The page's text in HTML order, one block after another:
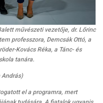
művészeti vezetője, dr. Lőrinc
professzora, Demcsák Ottó, a
Kovács Réka, a Tánc- és
tanára.
András)
el a programra, mert